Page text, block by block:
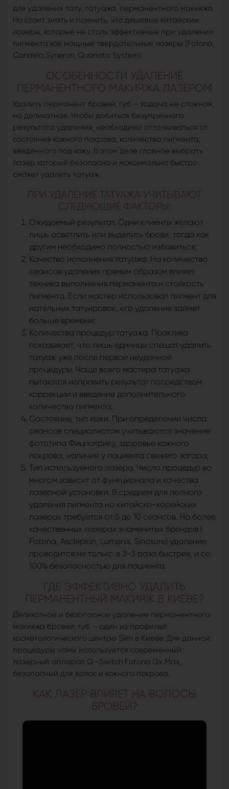
для удаления тату, татуажа, перманентного макияжа.
Но стоит знать и помнить, что дешевые китайские
лазеры, которые не столь эффективные при удалении
пигмента как мощные твердотельные лазеры (Fotona,
Candela,Syneron, Quanata System).
ОСОБЕННОСТИ УДАЛЕНИЕ
ПЕРМАНЕНТНОГО МАКИЯЖА ЛАЗЕРОМ
Удалить перманент бровей, губ – задача не сложная,
но деликатная. Чтобы добиться безупречного
результата удаления, необходимо отталкиваться от
состояния кожного покрова, количества пигмента,
введенного под кожу. В этом деле главное выбрать
лазер который безопасно и максимально быстро
сможет удалить татуаж.
ПРИ УДАЛЕНИЕ ТАТУАЖА УЧИТЫВАЮТ
СЛЕДУЮЩИЕ ФАКТОРЫ:
Ожидаемый результат. Одни клиенты желают
лишь осветлить или выделить брови, тогда как
другим необходимо полностью избавиться;
Качество исполнения татуажа. На количество
сеансов удаления прямым образом влияет
техника выполнения перманента и стойкость
пигмента. Если мастер использовал пигмент для
нательных татуировок, его удаление займет
больше времени;
Количества процедур татуажа. Практика
показывает, что лишь единицы спешат удалить
татуаж уже после первой неудачной
процедуры. Чаще всего мастера татуажа
пытаются исправить результат посредством
коррекции и введение дополнительного
количества пигмента;
Состояние, тип кожи. При определении числа
сеансов специалистом учитываются значение
фототипа Фицпатрику, здоровье кожного
покрова, наличие у пациента свежего загара;
Тип используемого лазера. Число процедур во
многом зависит от функционала и качества
лазерной установки. В среднем для полного
удаления пигмента на китайско-корейских
лазерах требуется от 5 до 10 сеансов. На более
качественных лазерах знаменитых брендов (
Fotona, Asclepion, Lumenis, Sinosure) удаление
проводится не только в 2-3 раза быстрее, и со
100% безопасностью для пациента.
ГДЕ ЭФФЕКТИВНО УДАЛИТЬ
ПЕРМАНЕНТНЫЙ МАКИЯЖ В КИЕВЕ?
Деликатное и безопасное удаление перманентного
макияжа бровей, губ – один из профилей
косметологического центра Slim в Киеве. Для данной
процедуры нами используется современный
лазерный аппарат Q -Switch Fotona Qx Max,
безопасный для волос и кожного покрова.
КАК ЛАЗЕР ВЛИЯЕТ НА ВОЛОСЫ
БРОВЕЙ?